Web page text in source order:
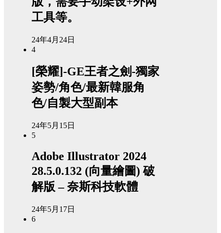
工具等。
24年4月24日
4
[榮耀]-GE王者之劍-獨家
姿勢/角色/最新韓服角
色/自製大型副本
24年5月15日
5
Adobe Illustrator 2024
28.5.0.132 (向量繪圖) 破
解版 – 奈斯科技軟體
24年5月17日
6